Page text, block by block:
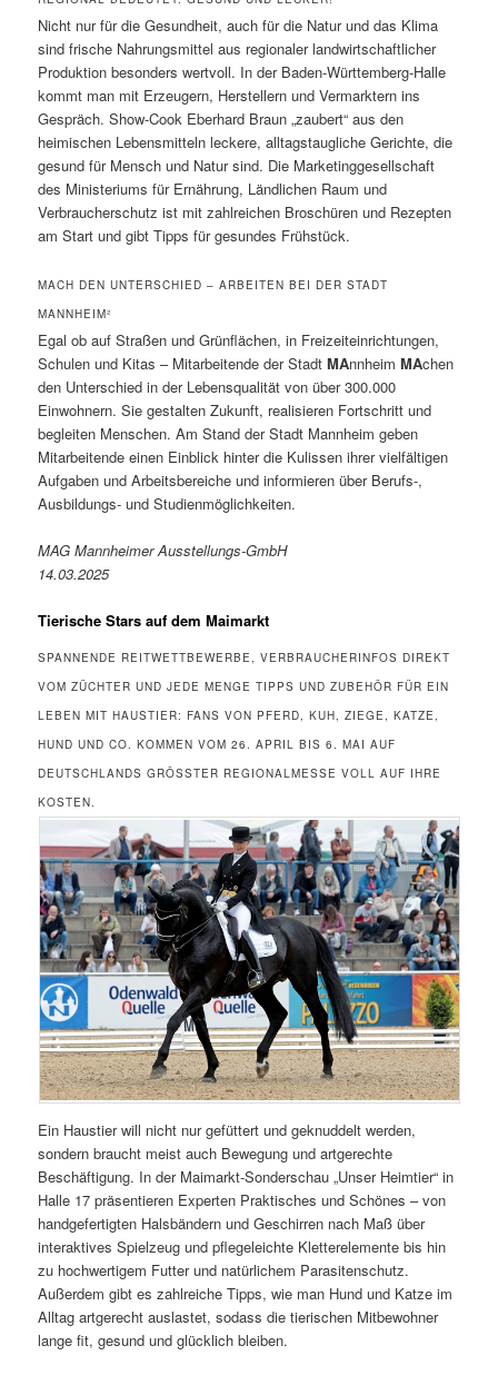
Nicht nur für die Gesundheit, auch für die Natur und das Klima
sind frische Nahrungsmittel aus regionaler landwirtschaftlicher
Produktion besonders wertvoll. In der Baden-Württemberg-Halle
kommt man mit Erzeugern, Herstellern und Vermarktern ins
Gespräch. Show-Cook Eberhard Braun „zaubert“ aus den
heimischen Lebensmitteln leckere, alltagstaugliche Gerichte, die
gesund für Mensch und Natur sind. Die Marketinggesellschaft
des Ministeriums für Ernährung, Ländlichen Raum und
Verbraucherschutz ist mit zahlreichen Broschüren und Rezepten
am Start und gibt Tipps für gesundes Frühstück.
MACH DEN UNTERSCHIED – ARBEITEN BEI DER STADT
MANNHEIM²
Egal ob auf Straßen und Grünflächen, in Freizeiteinrichtungen,
Schulen und Kitas – Mitarbeitende der StadtMAnnheimMAchen
den Unterschied in der Lebensqualität von über 300.000
Einwohnern. Sie gestalten Zukunft, realisieren Fortschritt und
begleiten Menschen. Am Stand der Stadt Mannheim geben
Mitarbeitende einen Einblick hinter die Kulissen ihrer vielfältigen
Aufgaben und Arbeitsbereiche und informieren über Berufs-,
Ausbildungs- und Studienmöglichkeiten.
MAG Mannheimer Ausstellungs-GmbH
14.03.2025
Tierische Stars auf dem Maimarkt
SPANNENDE REITWETTBEWERBE, VERBRAUCHERINFOS DIREKT
VOM ZÜCHTER UND JEDE MENGE TIPPS UND ZUBEHÖR FÜR EIN
LEBEN MIT HAUSTIER: FANS VON PFERD, KUH, ZIEGE, KATZE,
HUND UND CO. KOMMEN VOM 26. APRIL BIS 6. MAI AUF
DEUTSCHLANDS GRÖSSTER REGIONALMESSE VOLL AUF IHRE K
OSTEN.
Ein Haustier will nicht nur gefüttert und geknuddelt werden,
sondern braucht meist auch Bewegung und artgerechte
Beschäftigung. In der Maimarkt-Sonderschau „Unser Heimtier“ in
Halle 17 präsentieren Experten Praktisches und Schönes – von
handgefertigten Halsbändern und Geschirren nach Maß über
interaktives Spielzeug und pflegeleichte Kletterelemente bis hin
zu hochwertigem Futter und natürlichem Parasitenschutz.
Außerdem gibt es zahlreiche Tipps, wie man Hund und Katze im
Alltag artgerecht auslastet, sodass die tierischen Mitbewohner
lange fit, gesund und glücklich bleiben.